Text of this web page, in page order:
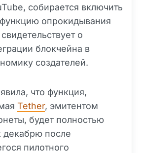
собирается включить
функцию опрокидывания
свидетельствует о
блокчейна в
создателей.
что функция,
Tether, эмитентом
будет полностью
декабрю после
пилотного